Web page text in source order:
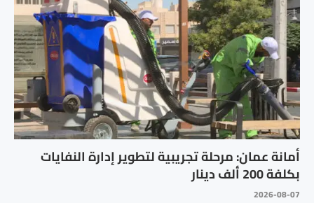
أمانة عمان: مرحلة تجريبية لتطوير إدارة النفايات
بكلفة 200 ألف دينار
2026-08-07